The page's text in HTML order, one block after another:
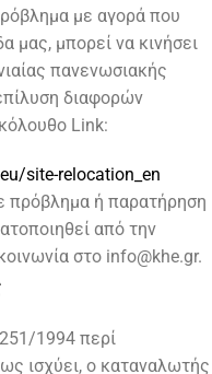
με αγορά που
μας, μπορεί να κινήσει
πανενωσιακής
διαφορών
Link:
site-relocation_en
πρόβλημα ή παρατήρηση
από την
στο info@khe.gr.
1994 περί
ισχύει, ο καταναλωτής